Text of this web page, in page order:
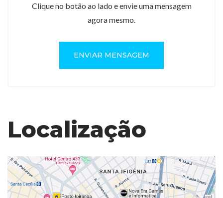
Clique no botão ao lado e envie uma mensagem
agora mesmo.
ENVIAR MENSAGEM
Localização